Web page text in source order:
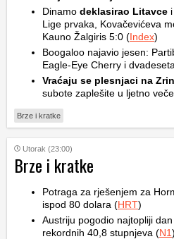
Dinamo deklasirao Litavce
Lige prvaka, Kovačevićeva
Kauno Žalgiris 5:0 (Index)
Boogaloo najavio jesen:
Eagle-Eye Cherry i
Vraćaju se plesnjaci na
subote zaplešite u ljetno
Brze i kratke
Utorak (23:00)
Brze i kratke
Potraga za rješenjem za
ispod 80 dolara (HRT)
Austriju pogodio najtopliji
rekordnih 40,8 stupnjeva (N1)